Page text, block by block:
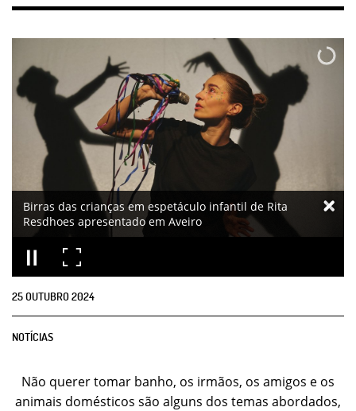
Birras das crianças em espetáculo infantil de Rita
Resdhoes apresentado em Aveiro
25OUTUBRO2024
NOTÍCIAS
Não querer tomar banho, os irmãos, os amigos e os
animais domésticos são alguns dos temas abordados,